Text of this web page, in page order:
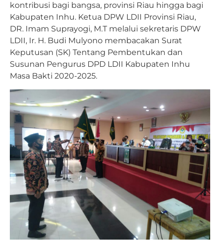
kontribusi bagi bangsa, provinsi Riau hingga bagi
Kabupaten Inhu. Ketua DPW LDII Provinsi Riau,
DR. Imam Suprayogi, M.T melalui sekretaris DPW
LDII, Ir. H. Budi Mulyono membacakan Surat
Keputusan (SK) Tentang Pembentukan dan
Susunan Pengurus DPD LDII Kabupaten Inhu
Masa Bakti 2020-2025.